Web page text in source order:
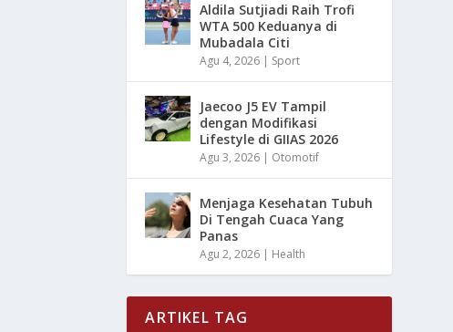
Aldila Sutjiadi Raih Trofi
WTA 500 Keduanya di
Mubadala Citi
Agu 4, 2026 | Sport
Jaecoo J5 EV Tampil
dengan Modifikasi
Lifestyle di GIIAS 2026
Agu 3, 2026 | Otomotif
Menjaga Kesehatan Tubuh
Di Tengah Cuaca Yang
Panas
Agu 2, 2026 | Health
ARTIKEL TAG